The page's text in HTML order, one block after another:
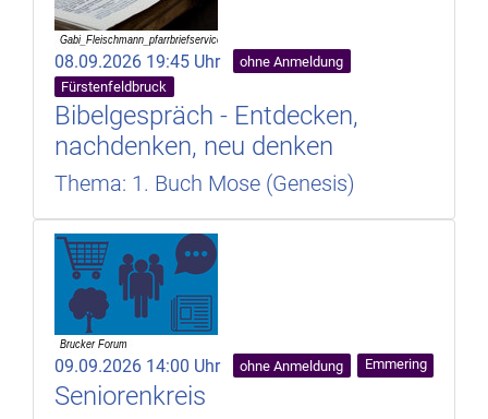
08.09.2026 19:45 Uhr
ohne Anmeldung
Fürstenfeldbruck
Bibelgespräch - Entdecken,
nachdenken, neu denken
Thema: 1. Buch Mose (Genesis)
09.09.2026 14:00 Uhr ohne Anmeldung Emmering
Seniorenkreis